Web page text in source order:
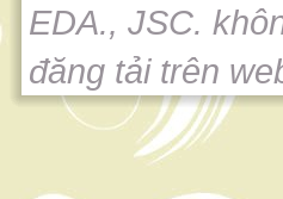
EDA., JSC.
đăng tải trên